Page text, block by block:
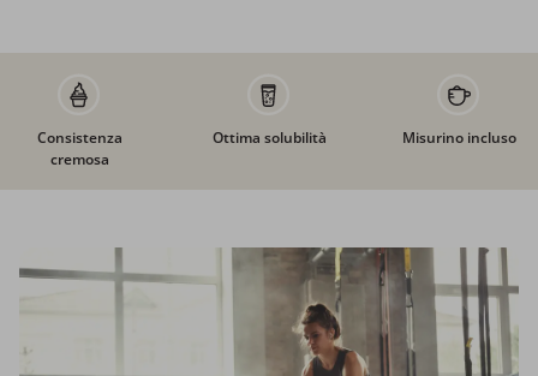
Consistenza
cremosa
Ottima solubilità Misurino incluso